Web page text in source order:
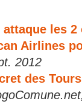
les 2
Airlines
2012
des